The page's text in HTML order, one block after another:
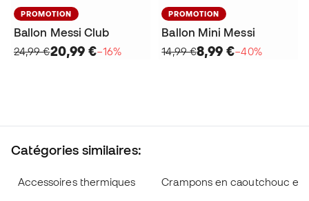
PROMOTION
Ballon Messi Club
24,99 €20,99 €−16%
PROMOTION
Ballon Mini Messi
14,99 €8,99 €−40%
Catégories similaires:
Accessoires thermiques Crampons en caoutchouc et